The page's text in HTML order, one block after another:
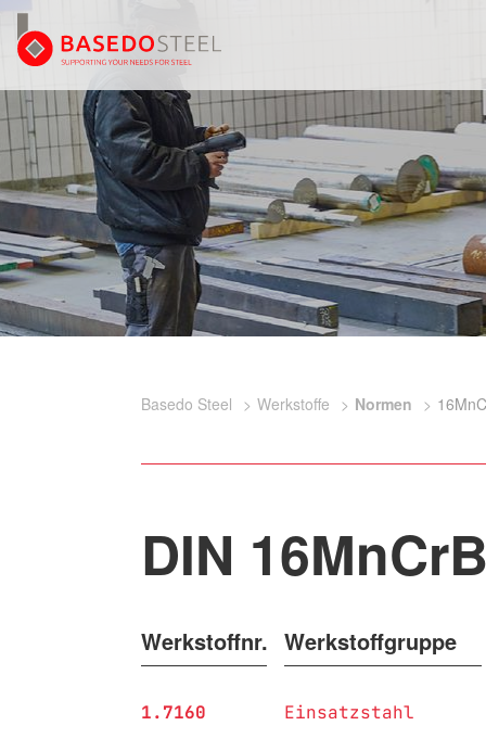
Basedo Steel Werkstoffe Normen
DIN
Werkstoffnr. Werkstoffgruppe
1.7160 Einsatzstahl